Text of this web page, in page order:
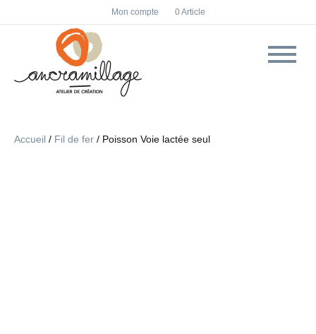
F
a
c
I
n
s
Mon compte 0 Article
Accueil / Fil de fer / Poisson Voie lactée seul